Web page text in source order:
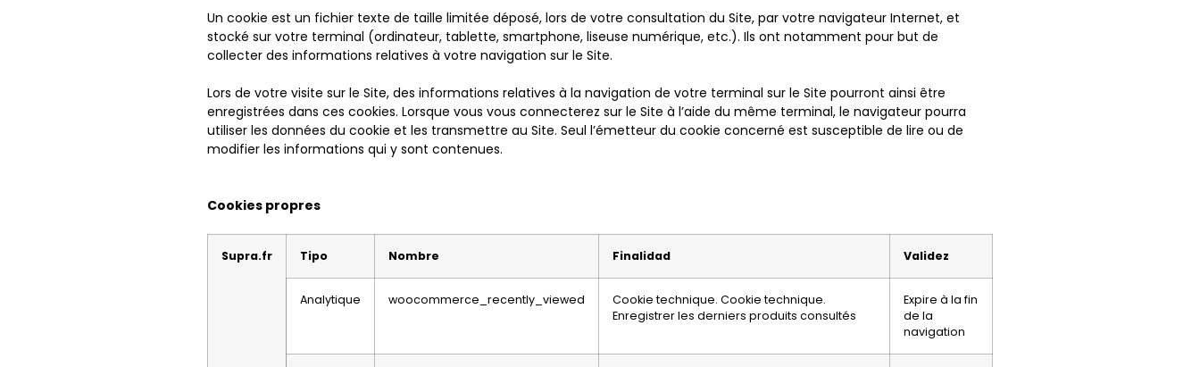
Un cookie est un fichier texte de taille limitée déposé, lors de votre consultation du Site, par votre navigateur Internet, et
stocké sur votre terminal (ordinateur, tablette, smartphone, liseuse numérique, etc.). Ils ont notamment pour but de
collecter des informations relatives à votre navigation sur le Site.
Lors de votre visite sur le Site, des informations relatives à la navigation de votre terminal sur le Site pourront ainsi être
enregistrées dans ces cookies. Lorsque vous vous connecterez sur le Site à l’aide du même terminal, le navigateur pourra
utiliser les données du cookie et les transmettre au Site. Seul l’émetteur du cookie concerné est susceptible de lire ou de
modifier les informations qui y sont contenues.
Cookies propres
Supra.fr Tipo Nombre Finalidad Validez
Analytique woocommerce_recently_viewed
Cookie technique. Cookie technique.
Enregistrer les derniers produits consultés
Expire à la fin
de la
navigation